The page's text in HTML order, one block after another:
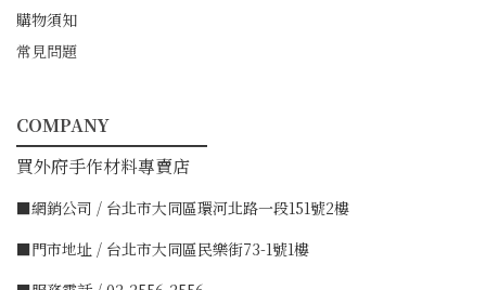
購物須知
常見問題
COMPANY
━━━━━━━━━━━
買外府手作材料專賣店
■網銷公司 / 台北市大同區環河北路一段151號2樓
■門市地址 / 台北市大同區民樂街73-1號1樓